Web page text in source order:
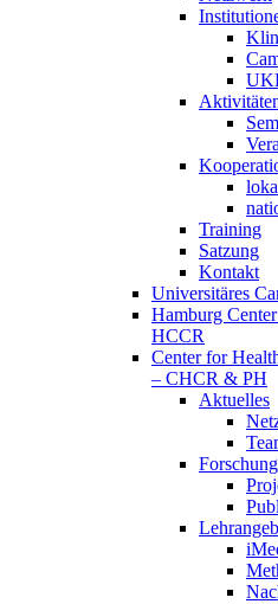
Training
Satzung
Kontakt
Universitäres
Hamburg
HCCR
Center for
– CHCR & PH
Aktuelles
Forschung